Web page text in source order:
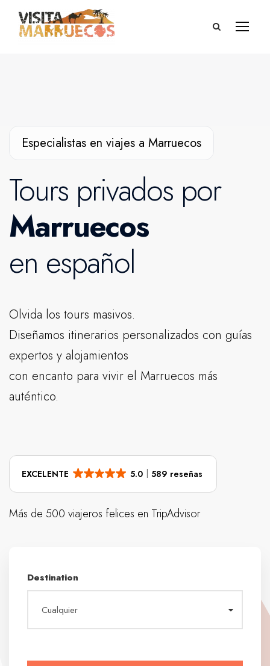
Especialistas en viajes a Marruecos
Tours privados por
Marruecos
en español
Olvida los tours masivos.
Diseñamos itinerarios personalizados con guías
expertos y alojamientos
con encanto para vivir el Marruecos más
auténtico.
EXCELENTE 5.0 589 reseñas
Más de 500 viajeros felices en TripAdvisor
Destination